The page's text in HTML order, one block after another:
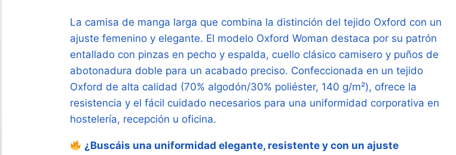
precios:
desde
22,74 €
hasta
24,14 €
La camisa de manga larga que combina la distinción del tejido Oxford con un
ajuste femenino y elegante. El modelo Oxford Woman destaca por su patrón
entallado con pinzas en pecho y espalda, cuello clásico camisero y puños de
abotonadura doble para un acabado preciso. Confeccionada en un tejido
Oxford de alta calidad (70% algodón/30% poliéster, 140 g/m²), ofrece la
resistencia y el fácil cuidado necesarios para una uniformidad corporativa en
hostelería, recepción u oficina.
¿Buscáis una uniformidad elegante, resistente y con un ajuste